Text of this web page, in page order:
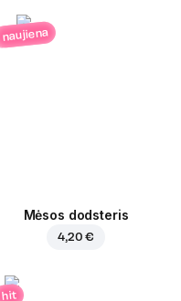
naujiena
Mėsos dodsteris
4,20 €
hit